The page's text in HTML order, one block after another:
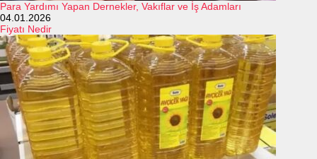
Para Yardımı Yapan Dernekler, Vakıflar ve İş Adamları
04.01.2026
Fiyatı Nedir